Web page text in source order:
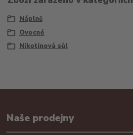
Náplně
Ovocné
Nikotinová sůl
Naše prodejny